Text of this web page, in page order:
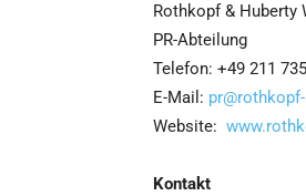
Rothkopf & Huberty
PR-Abteilung
Telefon: +49 211
E-Mail:
Website:
Kontakt